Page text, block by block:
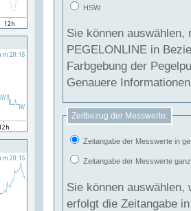
HSW
Sie können
PEGELONLINE in Beziehung
Farbgebung der
Genauere
Zeitbezug der Messwerte:
Zeitangabe der Messwerte in
Zeitangabe der Messwerte
Sie können auswählen,
erfolgt die Zeitangabe